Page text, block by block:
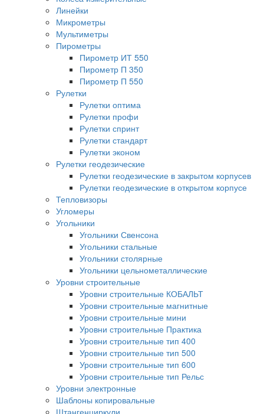
Линейки
Микрометры
Мультиметры
Пирометры
Пирометр ИТ 550
Пирометр П 350
Пирометр П 550
Рулетки
Рулетки оптима
Рулетки профи
Рулетки спринт
Рулетки стандарт
Рулетки эконом
Рулетки геодезические
Рулетки геодезические в закрытом корпусев
Рулетки геодезические в открытом корпусе
Тепловизоры
Угломеры
Угольники
Угольники Свенсона
Угольники стальные
Угольники столярные
Угольники цельнометаллические
Уровни строительные
Уровни строительные КОБАЛЬТ
Уровни строительные магнитные
Уровни строительные мини
Уровни строительные Практика
Уровни строительные тип 400
Уровни строительные тип 500
Уровни строительные тип 600
Уровни строительные тип Рельс
Уровни электронные
Шаблоны копировальные
Штангенциркули